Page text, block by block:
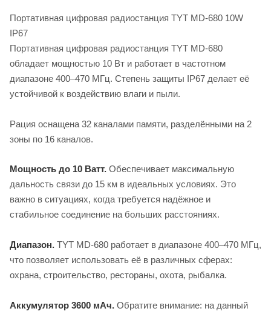
Портативная цифровая радиостанция TYT MD-680 10W
IP67
Портативная цифровая радиостанция TYT MD-680
обладает мощностью 10 Вт и работает в частотном
диапазоне 400–470 МГц. Степень защиты IP67 делает её
устойчивой к воздействию влаги и пыли.
Рация оснащена 32 каналами памяти, разделёнными на 2
зоны по 16 каналов.
Мощность до 10 Ватт. Обеспечивает максимальную
дальность связи до 15 км в идеальных условиях. Это
важно в ситуациях, когда требуется надёжное и
стабильное соединение на больших расстояниях.
Диапазон. TYT MD-680 работает в диапазоне 400–470 МГц,
что позволяет использовать её в различных сферах:
охрана, строительство, рестораны, охота, рыбалка.
Аккумулятор 3600 мАч. Обратите внимание: на данный